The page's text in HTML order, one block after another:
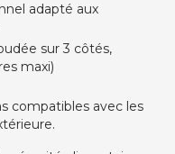
adapté aux
sur 3 côtés,
maxi)
compatibles avec les